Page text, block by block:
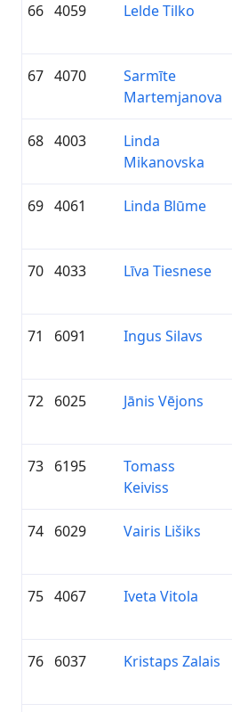
66 4059 Lelde Tilko
67 4070
Sarmīte
Martemjanova
68 4003
Linda
Mikanovska
69 4061 Linda Blūme
70 4033 Līva Tiesnese
71 6091 Ingus Silavs
72 6025 Jānis Vējons
73 6195
Tomass
Keiviss
74 6029 Vairis Lišiks
75 4067 Iveta Vitola
76 6037 Kristaps Zalais